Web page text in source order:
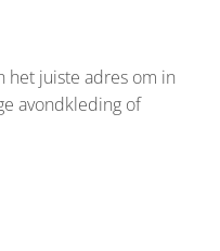
het juiste adres om in
avondkleding of